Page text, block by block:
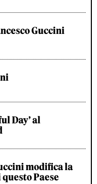
Guccini
Day’ al
modifica la
Paese